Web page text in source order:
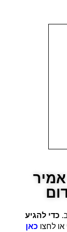
כדי להגיע
או לחצו כאן